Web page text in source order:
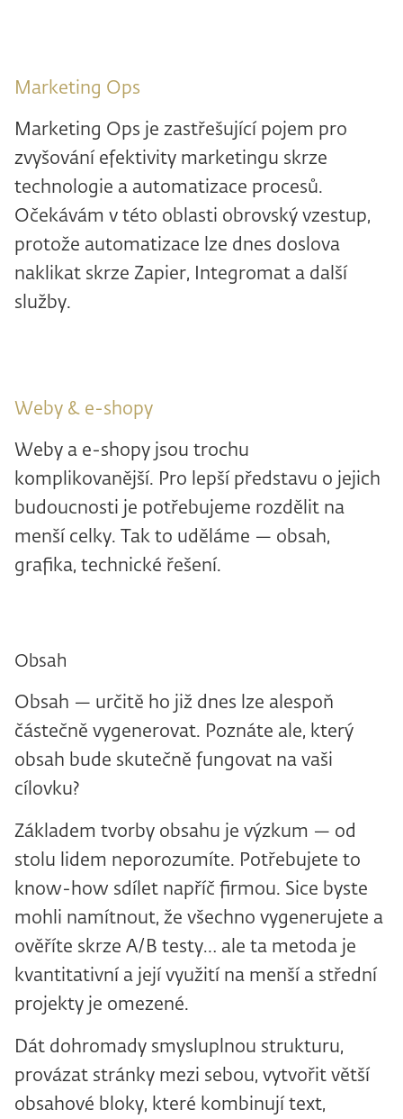
Marketing Ops
Marketing Ops je zastřešující pojem pro
zvyšování efektivity marketingu skrze
technologie a automatizace procesů.
Očekávám v této oblasti obrovský vzestup,
protože automatizace lze dnes doslova
naklikat skrze Zapier, Integromat a další
služby.
Weby & e-shopy
Weby a e-shopy jsou trochu
komplikovanější. Pro lepší představu o jejich
budoucnosti je potřebujeme rozdělit na
menší celky. Tak to uděláme — obsah,
grafika, technické řešení.
Obsah
Obsah — určitě ho již dnes lze alespoň
částečně vygenerovat. Poznáte ale, který
obsah bude skutečně fungovat na vaši
cílovku?
Základem tvorby obsahu je výzkum — od
stolu lidem neporozumíte. Potřebujete to
know-how sdílet napříč firmou. Sice byste
mohli namítnout, že všechno vygenerujete a
ověříte skrze A/B testy… ale ta metoda je
kvantitativní a její využití na menší a střední
projekty je omezené.
Dát dohromady smysluplnou strukturu,
provázat stránky mezi sebou, vytvořit větší
obsahové bloky, které kombinují text,